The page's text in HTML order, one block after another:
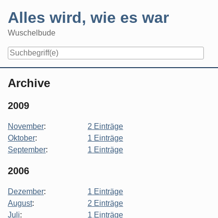
content
Alles wird, wie es war
Wuschelbude
Archive
2009
November:
2 Einträge
Oktober:
1 Einträge
September: 1 Einträge
2006
Dezember:
1 Einträge
August:
2 Einträge
Juli: 1 Einträge